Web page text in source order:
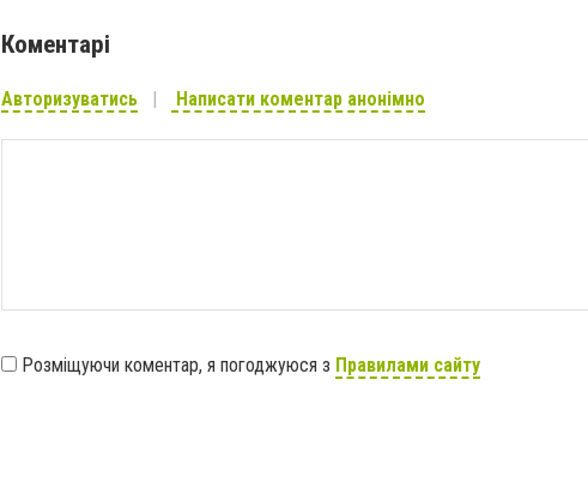
Коментарі
Авторизуватись Написати коментар анонімно
Розміщуючи коментар, я погоджуюся з Правилами сайту